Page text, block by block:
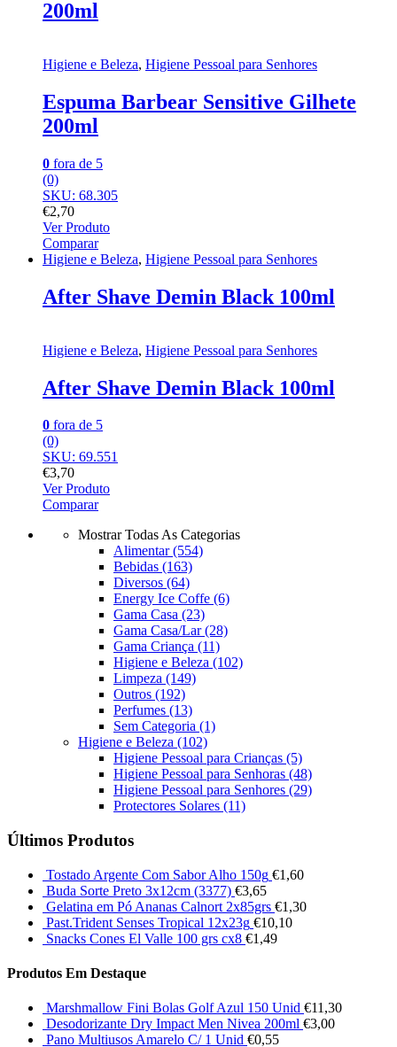
200ml
Higiene e Beleza, Higiene Pessoal para Senhores
Espuma Barbear Sensitive Gilhete
200ml
0 fora de 5
(0)
SKU: 68.305
€2,70
Ver Produto
Comparar
Higiene e Beleza, Higiene Pessoal para Senhores
After Shave Demin Black 100ml
Higiene e Beleza, Higiene Pessoal para Senhores
After Shave Demin Black 100ml
0 fora de 5
(0)
SKU: 69.551
€3,70
Ver Produto
Comparar
Mostrar Todas As Categorias
Alimentar(554)
Bebidas (163)
Diversos (64)
Energy Ice Coffe (6)
Gama Casa (23)
Gama Casa/Lar(28)
Gama Criança (11)
Higiene e Beleza (102)
Limpeza (149)
Outros (192)
Perfumes (13)
Sem Categoria (1)
Higiene e Beleza (102)
Higiene Pessoal para Crianças (5)
Higiene Pessoal para Senhoras (48)
Higiene Pessoal para Senhores (29)
Protectores Solares (11)
Últimos Produtos
Tostado Argente Com Sabor Alho 150g €1,60
Buda Sorte Preto 3x12cm (3377) €3,65
Gelatina em Pó Ananas Calnort 2x85grs €1,30
Past.Trident Senses Tropical 12x23g €10,10
Snacks Cones El Valle 100 grs cx8 €1,49
Produtos Em Destaque
Marshmallow Fini Bolas Golf Azul 150 Unid €11,30
Desodorizante Dry Impact Men Nivea 200ml €3,00
Pano Multiusos Amarelo C/ 1 Unid €0,55